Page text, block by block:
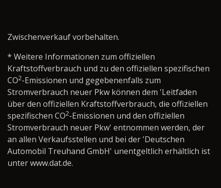
Zwischenverkauf vorbehalten.
* Weitere Informationen zum offiziellen
Kraftstoffverbrauch und zu den offiziellen spezifischen
CO2-Emissionen und gegebenenfalls zum
Stromverbrauch neuer Pkw können dem 'Leitfaden
über den offiziellen Kraftstoffverbrauch, die offiziellen
spezifischen CO2-Emissionen und den offiziellen
Stromverbrauch neuer Pkw' entnommen werden, der
an allen Verkaufsstellen und bei der 'Deutschen
Automobil Treuhand GmbH' unentgeltlich erhältlich ist
unter www.dat.de.